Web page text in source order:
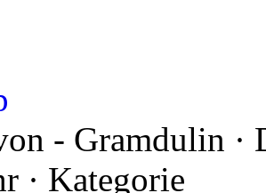
- Gramdulin ·
· Kategorie